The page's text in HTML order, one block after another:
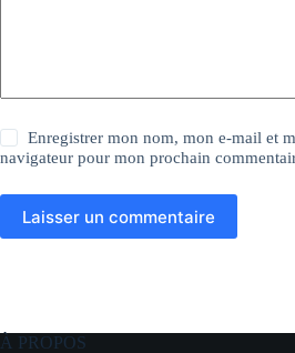
Enregistrer mon nom, mon e-mail et
navigateur pour mon prochain
Laisser un commentaire
À PROPOS